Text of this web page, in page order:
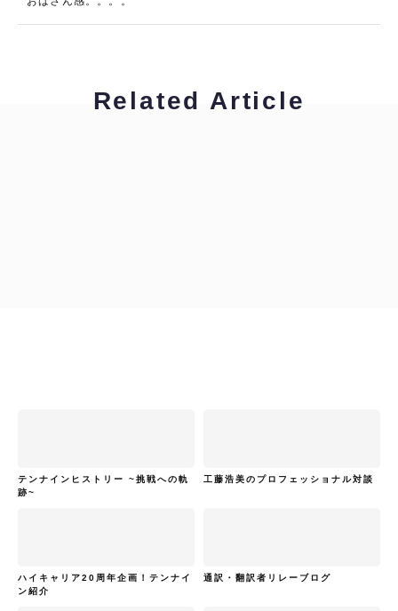
Related Article
テンナインヒストリー ~挑戦への軌
跡~
工藤浩美のプロフェッショナル対談
ハイキャリア20周年企画！テンナイ
ン紹介
通訳・翻訳者リレーブログ